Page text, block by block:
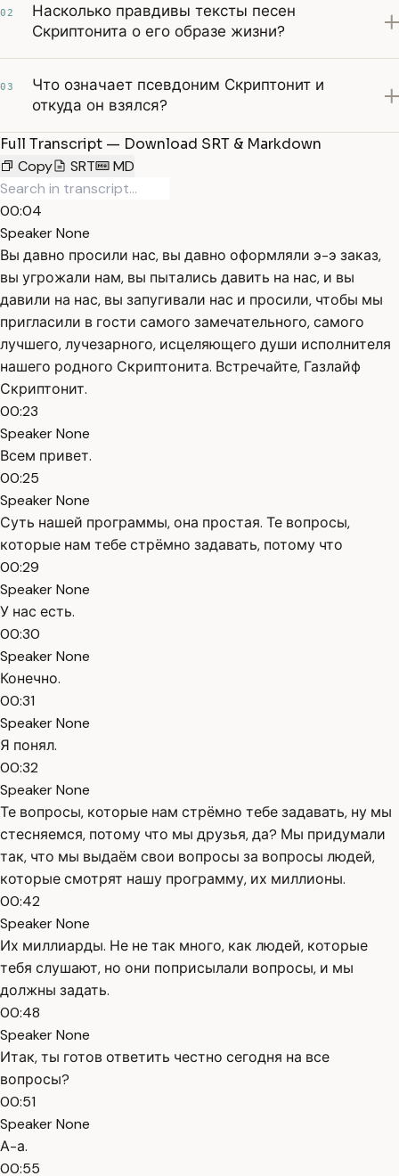
02
Насколько правдивы тексты песен
Скриптонита о его образе жизни?
03
Что означает псевдоним Скриптонит и
откуда он взялся?
Full Transcript — Download SRT & Markdown
Copy
SRT MD
00:04
Speaker None
Вы давно просили нас, вы давно оформляли э-э заказ,
вы угрожали нам, вы пытались давить на нас, и вы
давили на нас, вы запугивали нас и просили, чтобы мы
пригласили в гости самого замечательного, самого
лучшего, лучезарного, исцеляющего души исполнителя
нашего родного Скриптонита. Встречайте, Газлайф
Скриптонит.
00:23
Speaker None
Всем привет.
00:25
Speaker None
Суть нашей программы, она простая. Те вопросы,
которые нам тебе стрёмно задавать, потому что
00:29
Speaker None
У нас есть.
00:30
Speaker None
Конечно.
00:31
Speaker None
Я понял.
00:32
Speaker None
Те вопросы, которые нам стрёмно тебе задавать, ну мы
стесняемся, потому что мы друзья, да? Мы придумали
так, что мы выдаём свои вопросы за вопросы людей,
которые смотрят нашу программу, их миллионы.
00:42
Speaker None
Их миллиарды. Не не так много, как людей, которые
тебя слушают, но они поприсылали вопросы, и мы
должны задать.
00:48
Speaker None
Итак, ты готов ответить честно сегодня на все
вопросы?
00:51
Speaker None
А-а.
00:55